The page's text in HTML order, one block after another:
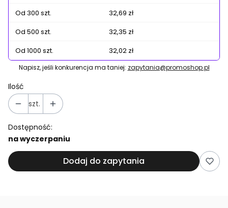
Od 300 szt.
32,69 zł
Od 500 szt.
32,35 zł
Od 1000 szt.
32,02 zł
Napisz, jeśli konkurencja ma taniej: zapytania@promoshop.pl
Ilość
szt.
Dostępność:
na wyczerpaniu
Dodaj do zapytania